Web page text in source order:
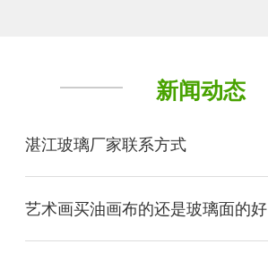
新闻动态
湛江玻璃厂家联系方式
艺术画买油画布的还是玻璃面的好